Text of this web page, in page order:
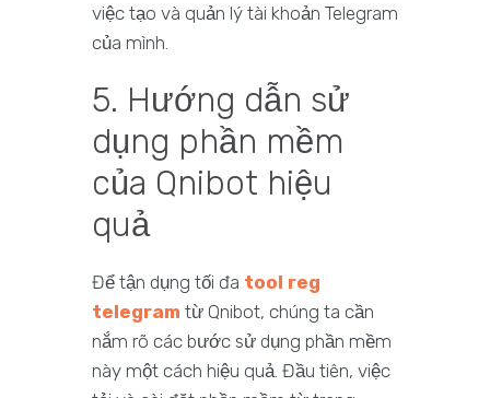
việc tạo và quản lý tài khoản Telegram
của mình.
5. Hướng dẫn sử
dụng phần mềm
của Qnibot hiệu
quả
Để tận dụng tối đa tool reg
telegram từ Qnibot, chúng ta cần
nắm rõ các bước sử dụng phần mềm
này một cách hiệu quả. Đầu tiên, việc